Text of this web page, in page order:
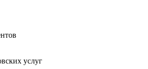
услуг